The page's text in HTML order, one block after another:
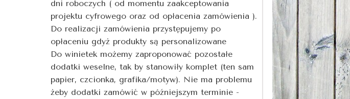
dni roboczych ( od momentu zaakceptowania
projektu cyfrowego oraz od opłacenia zamówienia ).
Do realizacji zamówienia przystępujemy po
opłaceniu gdyż produkty są personalizowane
Do winietek możemy zaproponować pozostałe
dodatki weselne, tak by stanowiły komplet (ten sam
papier, czcionka, grafika/motyw). Nie ma problemu
żeby dodatki zamówić w późniejszym terminie -